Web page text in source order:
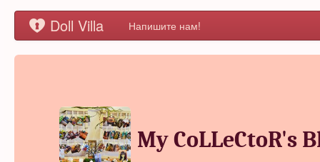
Doll Villa Напишите нам!
My CoLLeCtoR's